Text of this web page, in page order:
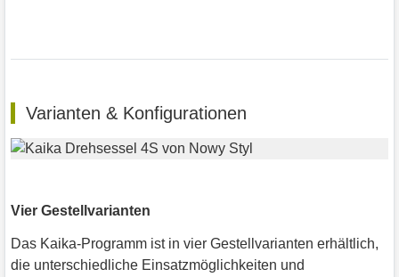
Varianten & Konfigurationen
Vier Gestellvarianten
Das Kaika-Programm ist in vier Gestellvarianten erhältlich,
die unterschiedliche Einsatzmöglichkeiten und